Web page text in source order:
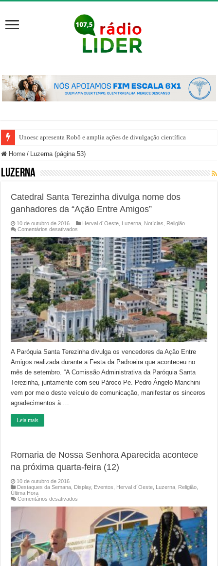
Unoesc apresenta Robô e amplia ações de divulgação científica
Home / Luzerna (página 53)
Luzerna
Catedral Santa Terezinha divulga nome dos
ganhadores da “Ação Entre Amigos”
10 de outubro de 2016 Herval d´Oeste Luzerna Notícias
Religião
Comentários desativados
Santa
Terezinha
divulga
nome
dos
ganhadores
da
“Ação
Entre
Amigos”
A Paróquia Santa Terezinha divulga os vencedores da Ação Entre
Amigos realizada durante a Festa da Padroeira que aconteceu no
mês de setembro. “A Comissão Administrativa da Paróquia Santa
Terezinha, juntamente com seu Pároco Pe. Pedro Ângelo Manchini
vem por meio deste veículo de comunicação, manifestar os sinceros
agradecimentos à …
Leia mais
Romaria de Nossa Senhora Aparecida acontece
na próxima quarta-feira (12)
10 de outubro de 2016
Destaques da Semana Display, Eventos Herval d´Oeste Luzerna Religião
Última Hora
Comentários desativados
Senhora
Aparecida
acontece
na
próxima
quarta-
feira
(12)